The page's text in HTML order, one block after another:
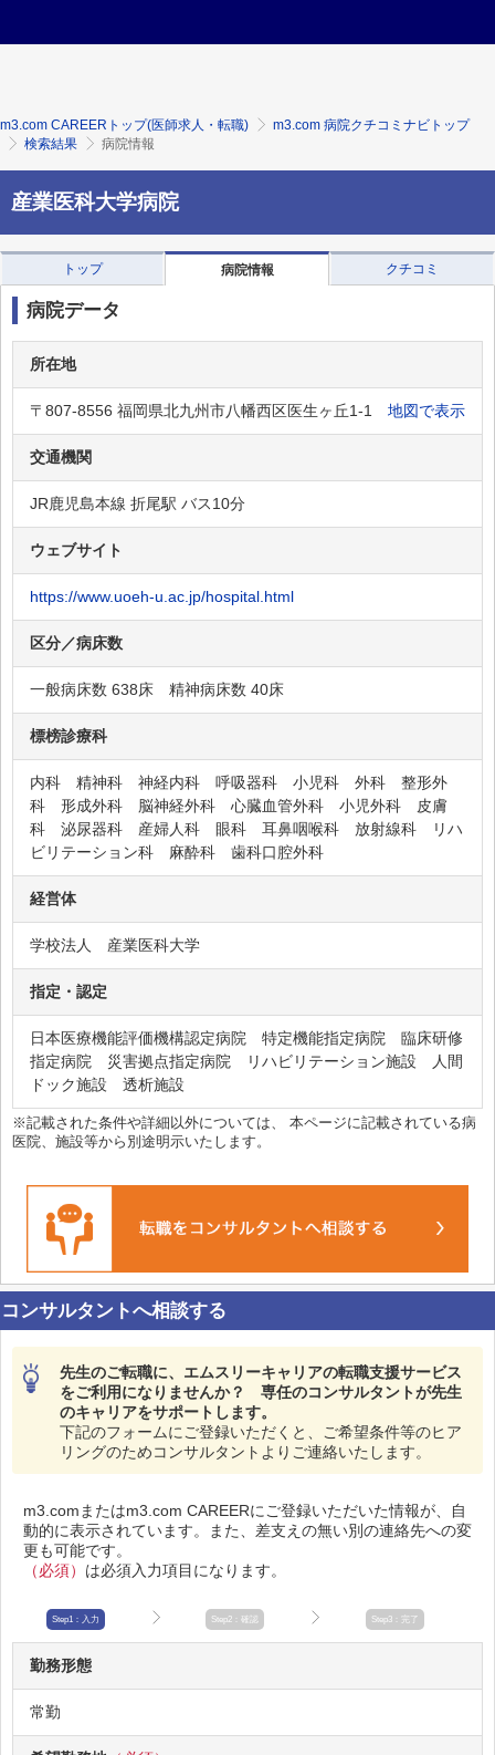
m3.com CAREERトップ(医師求人・転職)
m3.com 病院クチコミナビトップ
検索結果
病院情報
産業医科大学病院
トップ 病院情報 クチコミ
病院データ
所在地
〒807-8556 福岡県北九州市八幡西区医生ヶ丘1-1 地図で表示
交通機関
JR鹿児島本線 折尾駅 バス10分
ウェブサイト
https://www.uoeh-u.ac.jp/hospital.html
区分／病床数
一般病床数 638床 精神病床数 40床
標榜診療科
内科 精神科 神経内科 呼吸器科 小児科 外科 整形外
科 形成外科 脳神経外科 心臓血管外科 小児外科 皮膚
科 泌尿器科 産婦人科 眼科 耳鼻咽喉科 放射線科 リハ
ビリテーション科 麻酔科 歯科口腔外科
経営体
学校法人 産業医科大学
指定・認定
日本医療機能評価機構認定病院 特定機能指定病院 臨床研修
指定病院 災害拠点指定病院 リハビリテーション施設 人間
ドック施設 透析施設
※記載された条件や詳細以外については、 本ページに記載されている病
医院、施設等から別途明示いたします。
コンサルタントへ相談する
先生のご転職に、エムスリーキャリアの転職支援サービス
をご利用になりませんか？ 専任のコンサルタントが先生
のキャリアをサポートします。
下記のフォームにご登録いただくと、ご希望条件等のヒア
リングのためコンサルタントよりご連絡いたします。
m3.comまたはm3.com CAREERにご登録いただいた情報が、自
動的に表示されています。また、差支えの無い別の連絡先への変
更も可能です。
（必須） は必須入力項目になります。
Step1：入力 Step2：確認 Step3：完了
勤務形態
常勤